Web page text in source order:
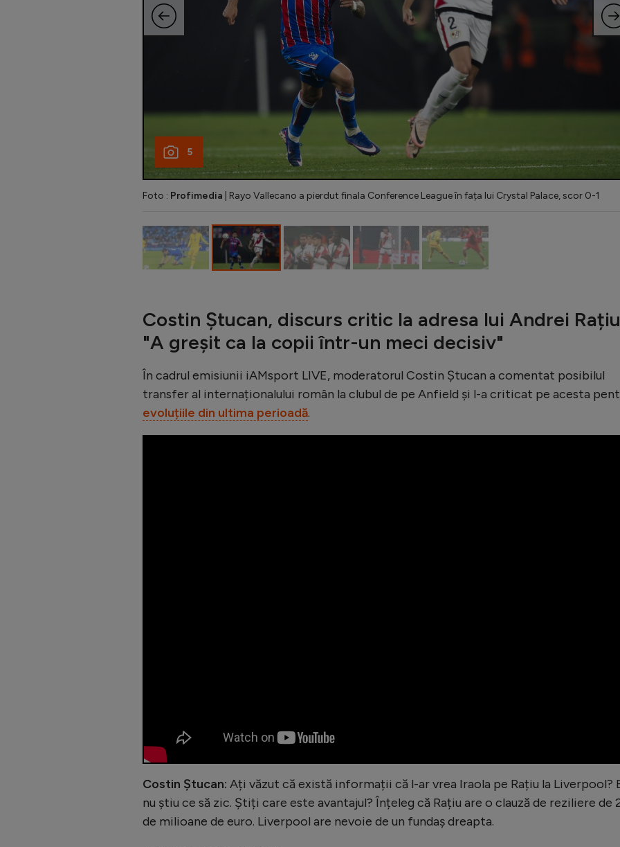
5
Foto : Profimedia | Rayo Vallecano a pierdut finala Conference League în fața lui Crystal Palace, scor 0-1
Costin Ștucan, discurs critic la adresa lui Andrei
"A greșit ca la copii într-un meci decisiv"
În cadrul emisiunii iAMsport LIVE, moderatorul Costin Ștucan a comentat posibilul
transfer al internaționalului român la clubul de pe Anfield și l-a criticat pe acesta
evoluțiile din ultima perioadă.
Costin Ștucan: Ați văzut că există informații că l-ar vrea Iraola pe Rațiu la Liverpool?
nu știu ce să zic. Știți care este avantajul? Înțeleg că Rațiu are o clauză de reziliere de
de milioane de euro. Liverpool are nevoie de un fundaș dreapta.